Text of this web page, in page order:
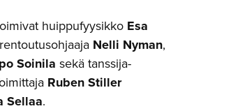
huippufyysikko Esa
Nelli Nyman,
Soinila sekä tanssija-
Ruben Stiller
Sellaa.